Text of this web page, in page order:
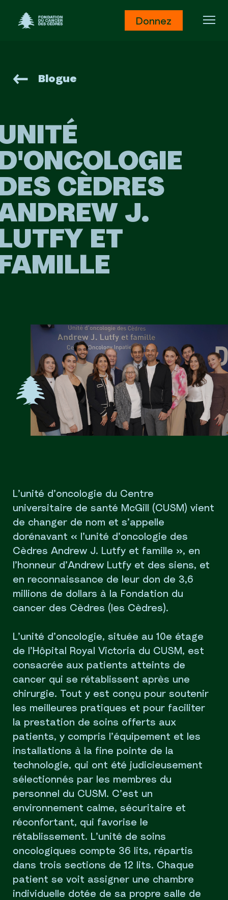
Fondation du Cancer des Cèdres
Donnez
Blogue
CÈDRES
J.
ET
L’unité d’oncologie du Centre
universitaire de santé McGill (CUSM) vient
de changer de nom et s’appelle
dorénavant « l’unité d’oncologie des
Cèdres Andrew J. Lutfy et famille », en
l’honneur d’Andrew Lutfy et des siens, et
en reconnaissance de leur don de 3,6
millions de dollars à la Fondation du
cancer des Cèdres (les Cèdres).
L’unité d’oncologie, située au 10e étage
de l’Hôpital Royal Victoria du CUSM, est
consacrée aux patients atteints de
cancer qui se rétablissent après une
chirurgie. Tout y est conçu pour soutenir
les meilleures pratiques et pour faciliter
la prestation de soins offerts aux
patients, y compris l’équipement et les
installations à la fine pointe de la
technologie, qui ont été judicieusement
sélectionnés par les membres du
personnel du CUSM. C’est un
environnement calme, sécuritaire et
réconfortant, qui favorise le
rétablissement. L’unité de soins
oncologiques compte 36 lits, répartis
dans trois sections de 12 lits. Chaque
patient se voit assigner une chambre
individuelle dotée de sa propre salle de